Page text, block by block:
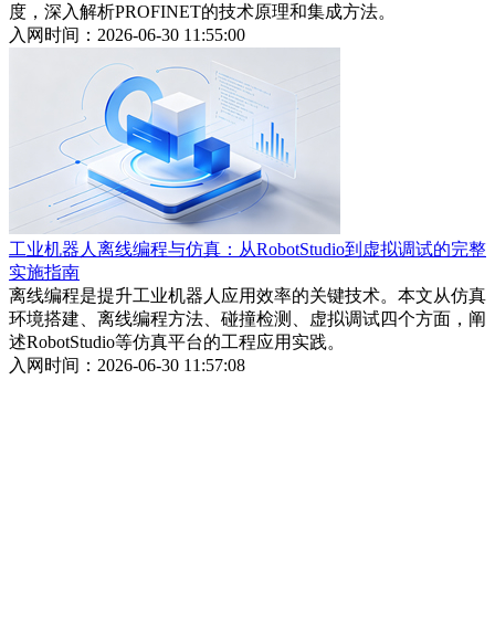
度，深入解析PROFINET的技术原理和集成方法。
入网时间：2026-06-30 11:55:00
工业机器人离线编程与仿真：从RobotStudio到虚拟调试的完整
实施指南
离线编程是提升工业机器人应用效率的关键技术。本文从仿真
环境搭建、离线编程方法、碰撞检测、虚拟调试四个方面，阐
述RobotStudio等仿真平台的工程应用实践。
入网时间：2026-06-30 11:57:08